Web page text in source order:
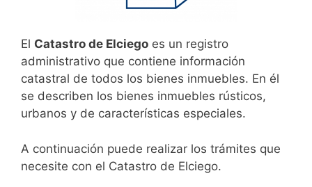
El Catastro de Elciego es un registro
administrativo que contiene información
catastral de todos los bienes inmuebles. En él
se describen los bienes inmuebles rústicos,
urbanos y de características especiales.
A continuación puede realizar los trámites que
necesite con el Catastro de Elciego.